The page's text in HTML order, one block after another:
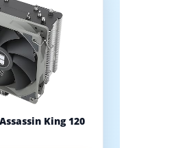
King 120